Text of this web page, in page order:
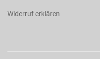
Widerruf erklären